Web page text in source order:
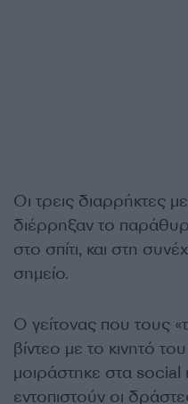
Οι τρεις διαρρήκτες
διέρρηξαν το
στο σπίτι, και στη
σημείο.
Ο γείτονας που τους
βίντεο με το κινητό
μοιράστηκε στα
εντοπιστούν οι